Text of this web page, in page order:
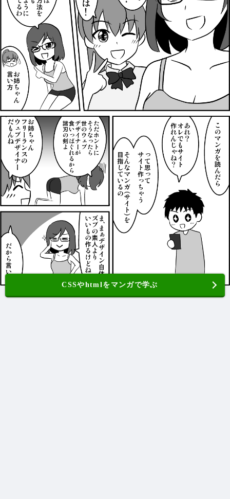
CSSやhtmlをマンガで学ぶ